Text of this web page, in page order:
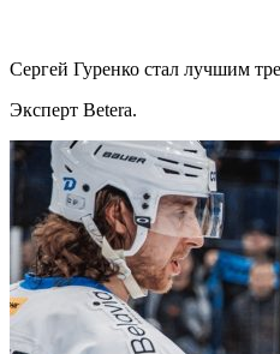
Сергей Гуренко стал лучшим
Эксперт Betera.